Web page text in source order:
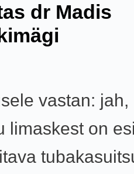
dr Madis
vastan:
limaskest on